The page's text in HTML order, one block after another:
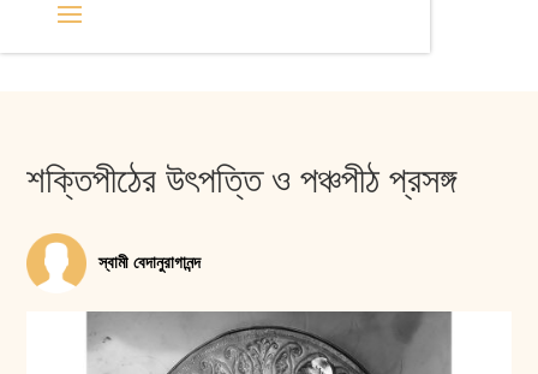
শক্তিপীঠের উৎপত্তি ও পঞ্চপীঠ প্রসঙ্গ
স্বামী বেদানুরাগানন্দ